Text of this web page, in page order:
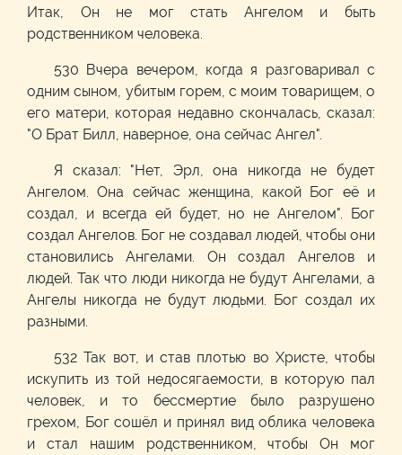
Итак, Он не мог стать Ангелом и быть
родственником человека.
530 Вчера вечером, когда я разговаривал с
одним сыном, убитым горем, с моим товарищем, о
его матери, которая недавно скончалась, сказал:
"О Брат Билл, наверное, она сейчас Ангел".
Я сказал: "Нет, Эрл, она никогда не будет
Ангелом. Она сейчас женщина, какой Бог её и
создал, и всегда ей будет, но не Ангелом". Бог
создал Ангелов. Бог не создавал людей, чтобы они
становились Ангелами. Он создал Ангелов и
людей. Так что люди никогда не будут Ангелами, а
Ангелы никогда не будут людьми. Бог создал их
разными.
532 Так вот, и став плотью во Христе, чтобы
искупить из той недосягаемости, в которую пал
человек, и то бессмертие было разрушено
грехом, Бог сошёл и принял вид облика человека
и стал нашим родственником, чтобы Он мог